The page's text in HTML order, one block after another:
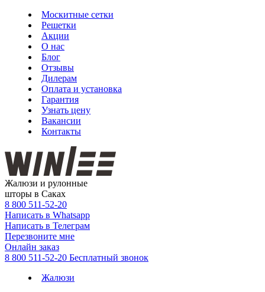
Москитные сетки
Решетки
Акции
О нас
Блог
Отзывы
Дилерам
Оплата и установка
Гарантия
Узнать цену
Вакансии
Контакты
Жалюзи и рулонные
шторы в Саках
8 800 511-52-20
Написать в Whatsapp
Написать в Телеграм
Перезвоните мне
Онлайн заказ
8 800 511-52-20 Бесплатный звонок
Жалюзи